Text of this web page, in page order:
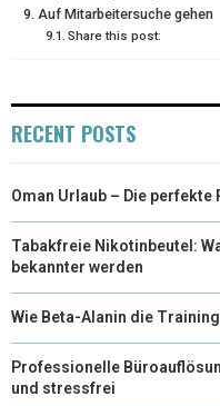
Auf Mitarbeitersuche gehen
Share this post:
RECENT POSTS
Oman Urlaub – Die
Tabakfreie Nikotinbeutel:
bekannter werden
Wie Beta-Alanin die
Professionelle
und stressfrei